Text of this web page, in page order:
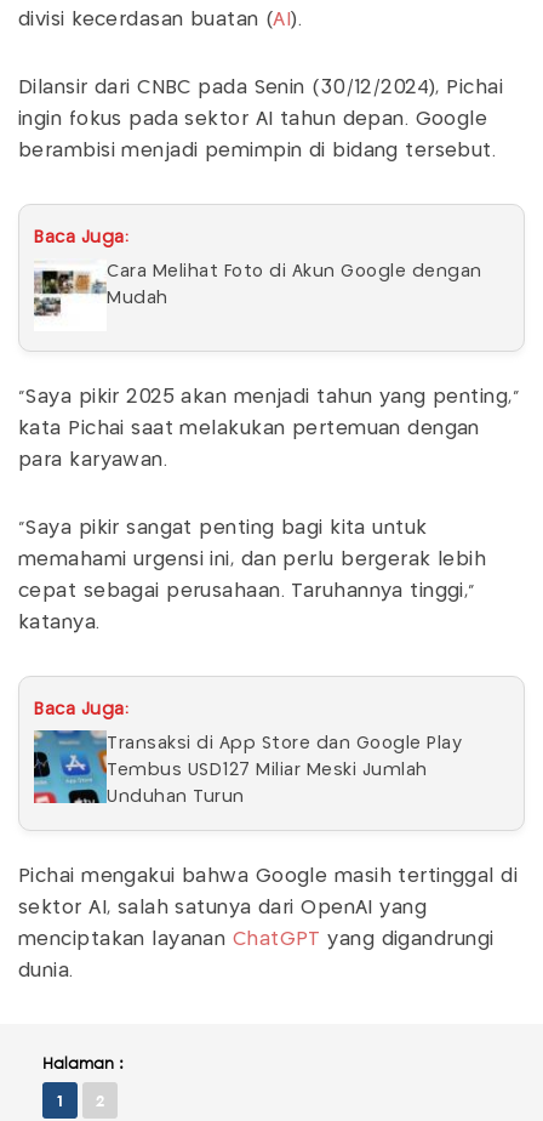
divisi kecerdasan buatan (AI).
Dilansir dari CNBC pada Senin (30/12/2024), Pichai
ingin fokus pada sektor AI tahun depan. Google
berambisi menjadi pemimpin di bidang tersebut.
Baca Juga:
Cara Melihat Foto di Akun Google dengan
Mudah
"Saya pikir 2025 akan menjadi tahun yang penting,"
kata Pichai saat melakukan pertemuan dengan
para karyawan.
"Saya pikir sangat penting bagi kita untuk
memahami urgensi ini, dan perlu bergerak lebih
cepat sebagai perusahaan. Taruhannya tinggi,"
katanya.
Baca Juga:
Transaksi di App Store dan Google Play
Tembus USD127 Miliar Meski Jumlah
Unduhan Turun
Pichai mengakui bahwa Google masih tertinggal di
sektor AI, salah satunya dari OpenAI yang
menciptakan layanan ChatGPT yang digandrungi
dunia.
Halaman :
1 2